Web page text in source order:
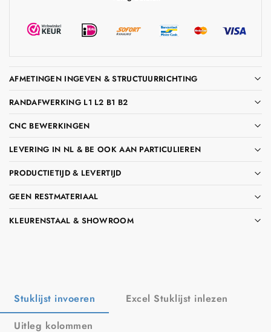
AFMETINGEN INGEVEN & STRUCTUURRICHTING
RANDAFWERKING L1 L2 B1 B2
CNC BEWERKINGEN
LEVERING IN NL & BE OOK AAN PARTICULIEREN
PRODUCTIETIJD & LEVERTIJD
GEEN RESTMATERIAAL
KLEURENSTAAL & SHOWROOM
Stuklijst invoeren
Excel Stuklijst inlezen
Uitleg kolommen